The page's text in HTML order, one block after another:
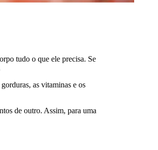
tudo o que ele precisa. Se
as vitaminas e os
de outro. Assim, para uma